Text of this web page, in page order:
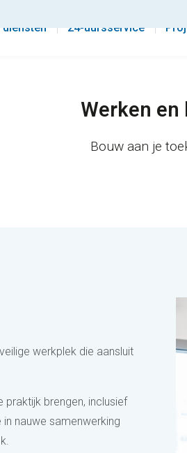
diensten 24-uursservice
Werken en
Bouw aan je
werkplek die aansluit
brengen, inclusief
nauwe samenwerking